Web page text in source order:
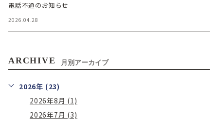
電話不通のお知らせ
2026.04.28
ARCHIVE 月別アーカイブ
2026年 (23)
2026年8月 (1)
2026年7月 (3)